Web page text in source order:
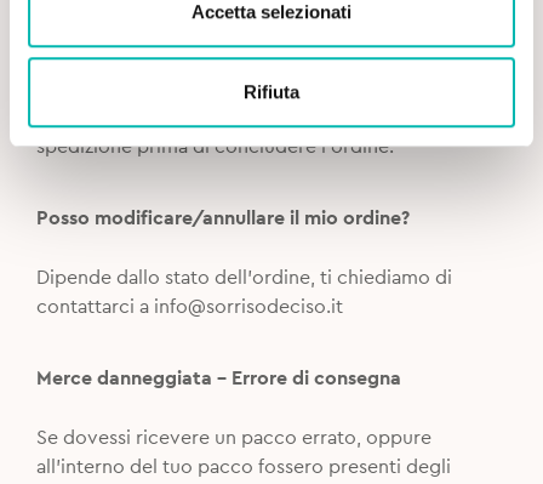
Accetta selezionati
Rifiuta
ainfo@sorrisodeciso.it
spedizione prima di concludere l’ordine.
Posso modificare/annullare il mio ordine?
Dipende dallo stato dell’ordine, ti chiediamo di
contattarci a info@sorrisodeciso.it
Merce danneggiata – Errore di consegna
Se dovessi ricevere un pacco errato, oppure
all’interno del tuo pacco fossero presenti degli